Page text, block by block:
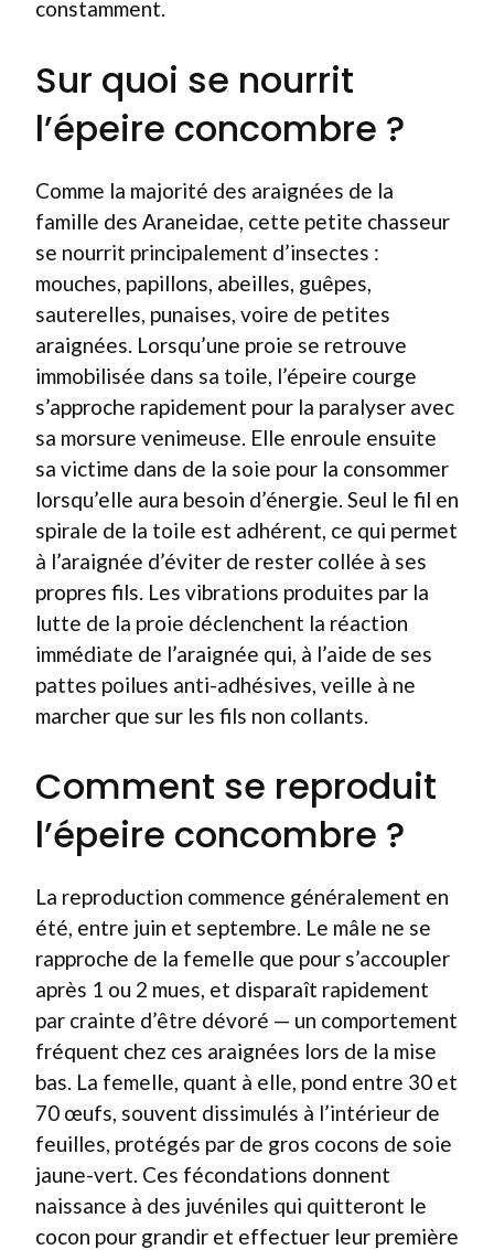
constamment.
Sur quoi se nourrit
l’épeire concombre ?
Comme la majorité des araignées de la
famille des Araneidae, cette petite chasseur
se nourrit principalement d’insectes :
mouches, papillons, abeilles, guêpes,
sauterelles, punaises, voire de petites
araignées. Lorsqu’une proie se retrouve
immobilisée dans sa toile, l’épeire courge
s’approche rapidement pour la paralyser avec
sa morsure venimeuse. Elle enroule ensuite
sa victime dans de la soie pour la consommer
lorsqu’elle aura besoin d’énergie. Seul le fil en
spirale de la toile est adhérent, ce qui permet
à l’araignée d’éviter de rester collée à ses
propres fils. Les vibrations produites par la
lutte de la proie déclenchent la réaction
immédiate de l’araignée qui, à l’aide de ses
pattes poilues anti-adhésives, veille à ne
marcher que sur les fils non collants.
Comment se reproduit
l’épeire concombre ?
La reproduction commence généralement en
été, entre juin et septembre. Le mâle ne se
rapproche de la femelle que pour s’accoupler
après 1 ou 2 mues, et disparaît rapidement
par crainte d’être dévoré — un comportement
fréquent chez ces araignées lors de la mise
bas. La femelle, quant à elle, pond entre 30 et
70 œufs, souvent dissimulés à l’intérieur de
feuilles, protégés par de gros cocons de soie
jaune-vert. Ces fécondations donnent
naissance à des juvéniles qui quitteront le
cocon pour grandir et effectuer leur première